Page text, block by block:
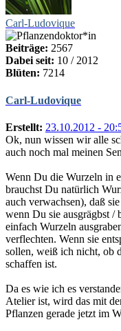
Carl-Ludovique
Beiträge: 2567
Dabei seit: 10 / 2012
Blüten: 7214
Carl-Ludovique
Erstellt: 23.10.2012 -
Ok, nun wissen wir alle
auch noch mal meinen
Wenn Du die Wurzeln in
brauchst Du natürlich
auch verwachsen), daß
wenn Du sie ausgrägbst /
einfach Wurzeln
verflechten. Wenn sie
sollen, weiß ich nicht, ob
schaffen ist.
Da es wie ich es
Atelier ist, wird das mit
Pflanzen gerade jetzt im